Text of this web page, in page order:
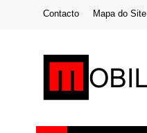
Contacto Mapa do Site